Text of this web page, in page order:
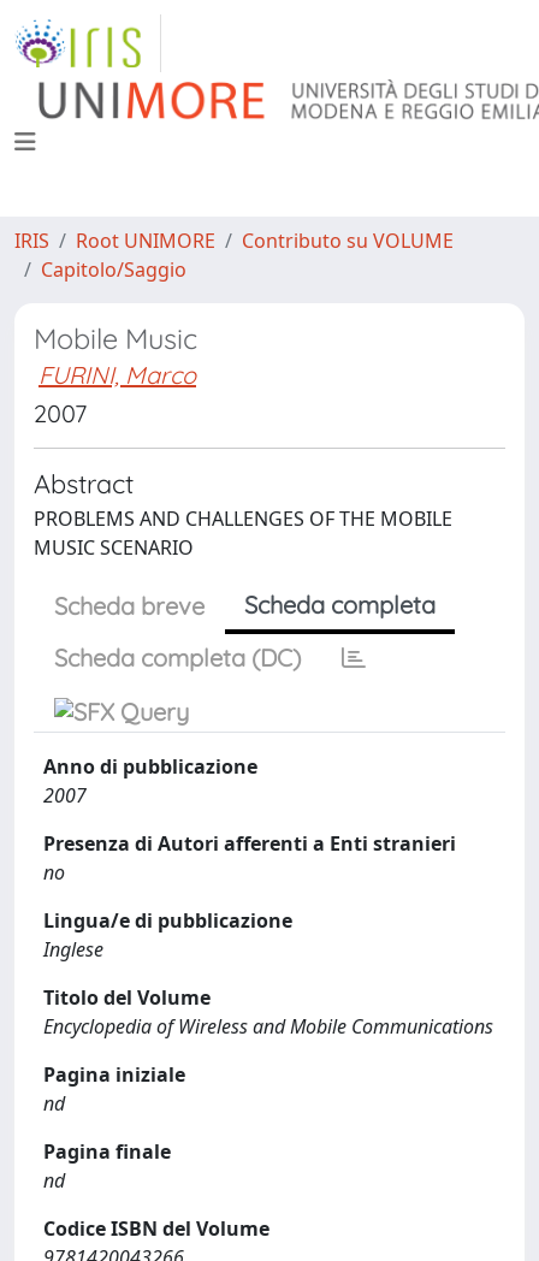
IRIS Root UNIMORE
Contributo su VOLUME
Capitolo/Saggio
Mobile Music
FURINI, Marco
2007
Abstract
PROBLEMS AND CHALLENGES OF THE MOBILE
MUSIC SCENARIO
Scheda breve
Scheda completa
Scheda completa (DC)
Anno di pubblicazione
2007
Presenza di Autori afferenti a Enti stranieri
no
Lingua/e di pubblicazione
Inglese
Titolo del Volume
Encyclopedia of Wireless and Mobile Communications
Pagina iniziale
nd
Pagina finale
nd
Codice ISBN del Volume